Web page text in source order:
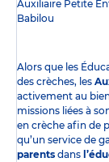
Auxiliaire Petite
Babilou
Alors que les
des crèches, les
activement au
missions liées à
en crèche afin de
qu’un service de
parents dans